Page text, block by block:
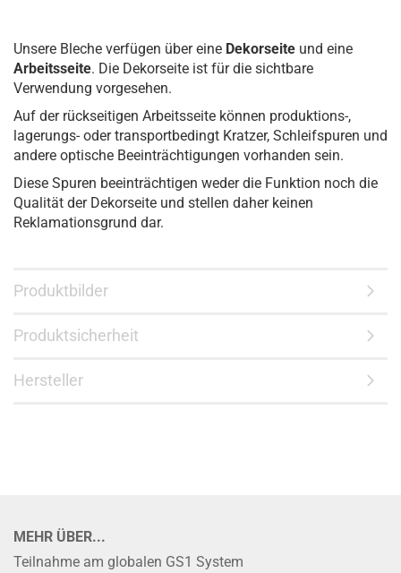
Unsere Bleche verfügen über eine Dekorseite und eine
Arbeitsseite. Die Dekorseite ist für die sichtbare
Verwendung vorgesehen.
Auf der rückseitigen Arbeitsseite können produktions-,
lagerungs- oder transportbedingt Kratzer, Schleifspuren und
andere optische Beeinträchtigungen vorhanden sein.
Diese Spuren beeinträchtigen weder die Funktion noch die
Qualität der Dekorseite und stellen daher keinen
Reklamationsgrund dar.
Produktbilder
Produktsicherheit
Hersteller
MEHR ÜBER...
Teilnahme am globalen GS1 System